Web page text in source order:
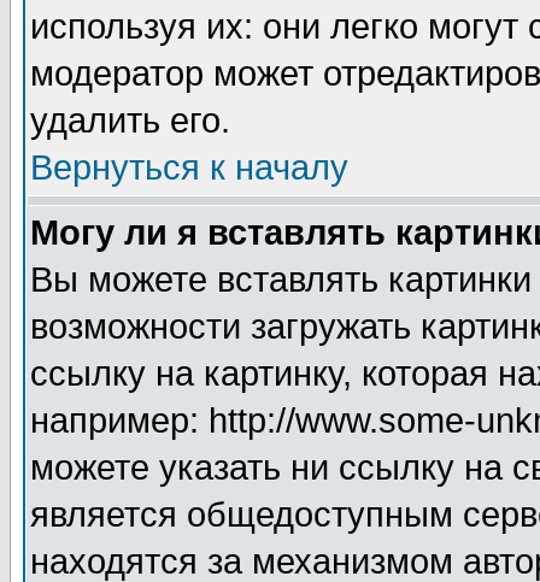
используя их: они легко
модератор может
удалить его.
Вернуться к началу
Могу ли я вставлять
Вы можете вставлять
возможности загружать
ссылку на картинку, которая
например: http://www.some-
можете указать ни ссылку на
является общедоступным
находятся за механизмом